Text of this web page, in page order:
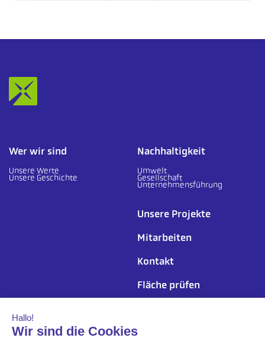
Wer wir sind
Unsere Werte
Unsere Geschichte
Nachhaltigkeit
Umwelt
Gesellschaft
Unternehmensführung
Unsere Projekte
Mitarbeiten
Kontakt
Fläche prüfen